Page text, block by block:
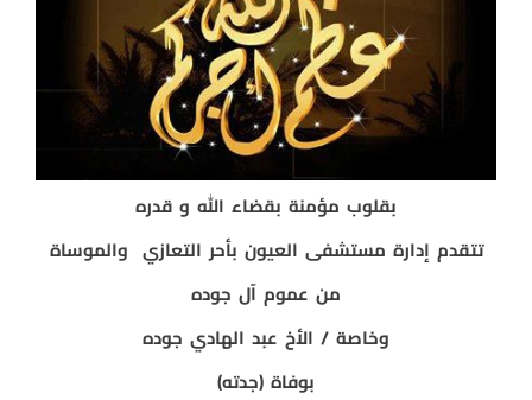
بقلوب مؤمنة بقضاء الله و قدره
تتقدم إدارة مستشفى العيون بأحر التعازي والموساة
من عموم آل جوده
وخاصة / الأخ عبد الهادي جوده
بوفاة (جدته)